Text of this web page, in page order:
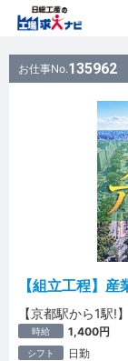
お仕事No.135962
【組立工程】
【京都駅から1駅!
時給 1,400円
シフト 日勤